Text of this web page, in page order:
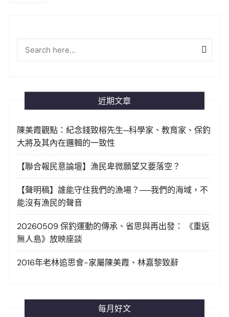
近期文章
陳美霞觀點：紀念錢致榕先生─科學家、教育家、保釣
大將及其內在邏輯的一致性
【聯合報民意論壇】漁民卑微願望又要落空？
【聲明稿】誰能守住我們的漁場？──我們的海域，不
能沒有漁民的聲音
20260509 保釣運動的傳承、省思與再出發： 《重返
無人島》放映座談
2016年老林追思會-家屬陳美霞、林嘉黎致辭
每月好文